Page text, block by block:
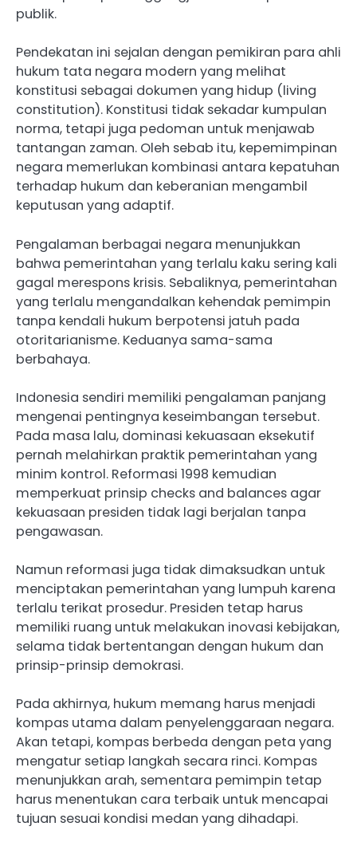
publik.
Pendekatan ini sejalan dengan pemikiran para ahli
hukum tata negara modern yang melihat
konstitusi sebagai dokumen yang hidup (living
constitution). Konstitusi tidak sekadar kumpulan
norma, tetapi juga pedoman untuk menjawab
tantangan zaman. Oleh sebab itu, kepemimpinan
negara memerlukan kombinasi antara kepatuhan
terhadap hukum dan keberanian mengambil
keputusan yang adaptif.
Pengalaman berbagai negara menunjukkan
bahwa pemerintahan yang terlalu kaku sering kali
gagal merespons krisis. Sebaliknya, pemerintahan
yang terlalu mengandalkan kehendak pemimpin
tanpa kendali hukum berpotensi jatuh pada
otoritarianisme. Keduanya sama-sama
berbahaya.
Indonesia sendiri memiliki pengalaman panjang
mengenai pentingnya keseimbangan tersebut.
Pada masa lalu, dominasi kekuasaan eksekutif
pernah melahirkan praktik pemerintahan yang
minim kontrol. Reformasi 1998 kemudian
memperkuat prinsip checks and balances agar
kekuasaan presiden tidak lagi berjalan tanpa
pengawasan.
Namun reformasi juga tidak dimaksudkan untuk
menciptakan pemerintahan yang lumpuh karena
terlalu terikat prosedur. Presiden tetap harus
memiliki ruang untuk melakukan inovasi kebijakan,
selama tidak bertentangan dengan hukum dan
prinsip-prinsip demokrasi.
Pada akhirnya, hukum memang harus menjadi
kompas utama dalam penyelenggaraan negara.
Akan tetapi, kompas berbeda dengan peta yang
mengatur setiap langkah secara rinci. Kompas
menunjukkan arah, sementara pemimpin tetap
harus menentukan cara terbaik untuk mencapai
tujuan sesuai kondisi medan yang dihadapi.